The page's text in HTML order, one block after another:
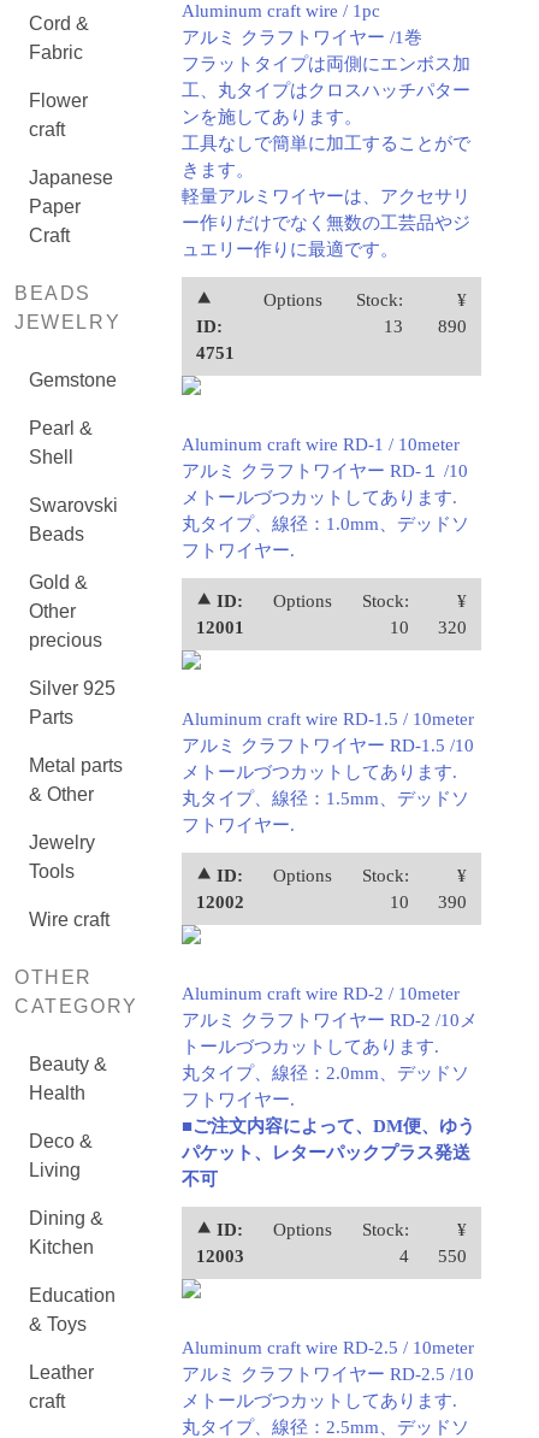
Cord &
Fabric
Flower
craft
Japanese
Paper
Craft
BEADS
JEWELRY
Gemstone
Pearl &
Shell
Swarovski
Beads
Gold &
Other
precious
Silver 925
Parts
Metal parts
& Other
Jewelry
Tools
Wire craft
OTHER
CATEGORY
Beauty &
Health
Deco &
Living
Dining &
Kitchen
Education
& Toys
Leather
craft
Aluminum craft wire / 1pc
アルミ クラフトワイヤー /1巻
フラットタイプは両側にエンボス加
工、丸タイプはクロスハッチパター
ンを施してあります。
工具なしで簡単に加工することがで
きます。
軽量アルミワイヤーは、アクセサリ
ー作りだけでなく無数の工芸品やジ
ュエリー作りに最適です。
⯅
ID:
4751
Options
Stock:
13
¥
890
Aluminum craft wire RD-1 / 10meter
アルミ クラフトワイヤー RD-１ /10
メトールづつカットしてあります.
丸タイプ、線径：1.0mm、デッドソ
フトワイヤー.
⯅ ID:
12001
Options
Stock:
10
¥
320
Aluminum craft wire RD-1.5 / 10meter
アルミ クラフトワイヤー RD-1.5 /10
メトールづつカットしてあります.
丸タイプ、線径：1.5mm、デッドソ
フトワイヤー.
⯅ ID:
12002
Options
Stock:
10
¥
390
Aluminum craft wire RD-2 / 10meter
アルミ クラフトワイヤー RD-2 /10メ
トールづつカットしてあります.
丸タイプ、線径：2.0mm、デッドソ
フトワイヤー.
■ご注文内容によって、DM便、ゆう
パケット、レターパックプラス発送
不可
⯅ ID:
12003
Options
Stock:
4
¥
550
Aluminum craft wire RD-2.5 / 10meter
アルミ クラフトワイヤー RD-2.5 /10
メトールづつカットしてあります.
丸タイプ、線径：2.5mm、デッドソ